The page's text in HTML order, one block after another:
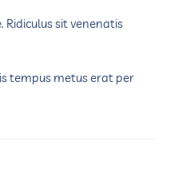
Ridiculus sit venenatis
tempus metus erat per